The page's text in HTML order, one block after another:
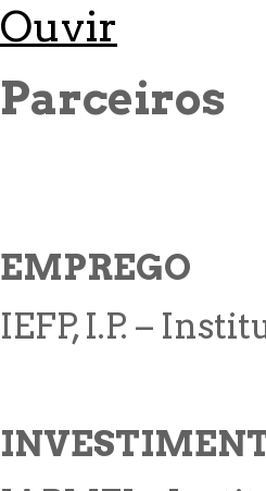
Ouvir
Parceiros
EMPREGO
IEFP, I.P. –